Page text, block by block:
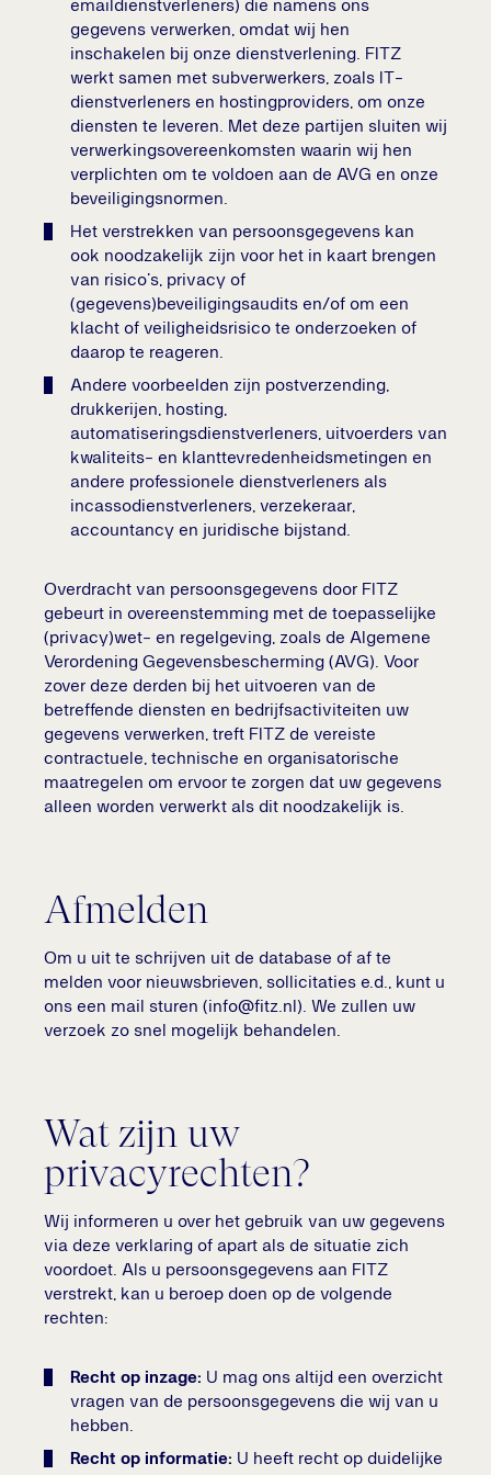
emaildienstverleners) die namens ons
gegevens verwerken, omdat wij hen
inschakelen bij onze dienstverlening. FITZ
werkt samen met subverwerkers, zoals IT-
dienstverleners en hostingproviders, om onze
diensten te leveren. Met deze partijen sluiten wij
verwerkingsovereenkomsten waarin wij hen
verplichten om te voldoen aan de AVG en onze
beveiligingsnormen.
Het verstrekken van persoonsgegevens kan
ook noodzakelijk zijn voor het in kaart brengen
van risico’s, privacy of
(gegevens)beveiligingsaudits en/of om een
klacht of veiligheidsrisico te onderzoeken of
daarop te reageren.
Andere voorbeelden zijn postverzending,
drukkerijen, hosting,
automatiseringsdienstverleners, uitvoerders van
kwaliteits- en klanttevredenheidsmetingen en
andere professionele dienstverleners als
incassodienstverleners, verzekeraar,
accountancy en juridische bijstand.
Overdracht van persoonsgegevens door FITZ
gebeurt in overeenstemming met de toepasselijke
(privacy)wet- en regelgeving, zoals de Algemene
Verordening Gegevensbescherming (AVG). Voor
zover deze derden bij het uitvoeren van de
betreffende diensten en bedrijfsactiviteiten uw
gegevens verwerken, treft FITZ de vereiste
contractuele, technische en organisatorische
maatregelen om ervoor te zorgen dat uw gegevens
alleen worden verwerkt als dit noodzakelijk is.
Afmelden
Om u uit te schrijven uit de database of af te
melden voor nieuwsbrieven, sollicitaties e.d., kunt u
ons een mail sturen (info@fitz.nl). We zullen uw
verzoek zo snel mogelijk behandelen.
Wat zijn uw
privacyrechten?
Wij informeren u over het gebruik van uw gegevens
via deze verklaring of apart als de situatie zich
voordoet. Als u persoonsgegevens aan FITZ
verstrekt, kan u beroep doen op de volgende
rechten:
Recht op inzage: U mag ons altijd een overzicht
vragen van de persoonsgegevens die wij van u
hebben.
Recht op informatie: U heeft recht op duidelijke